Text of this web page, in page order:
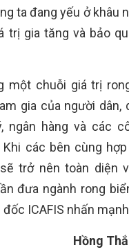
ta đang yếu ở khâu
trị gia tăng và bảo
một chuỗi giá trị
gia của người dân,
ngân hàng và các
Khi các bên cùng
trở nên toàn diện
đưa ngành rong
đốc ICAFIS nhấn
Hồng